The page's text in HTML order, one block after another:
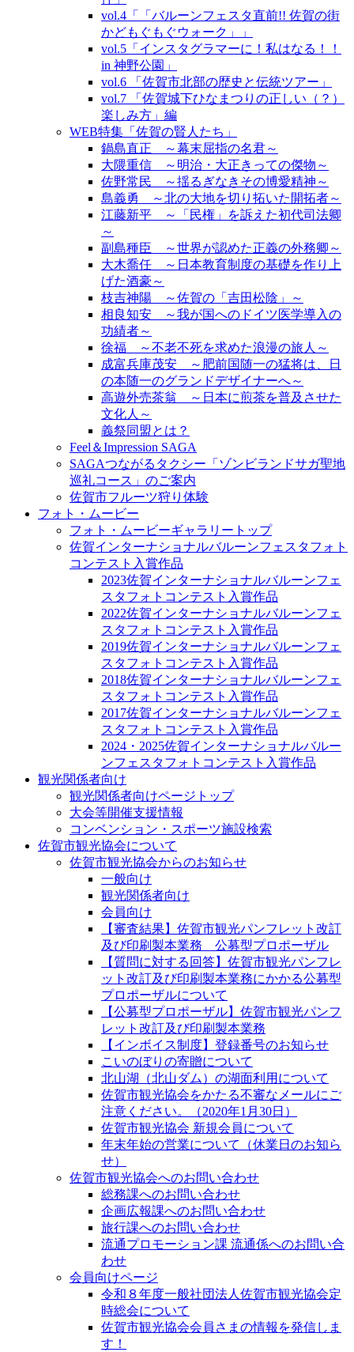
vol.4「「バルーンフェスタ直前!! 佐賀の街
かどもぐもぐウォーク」」
vol.5「インスタグラマーに！私はなる！！
in 神野公園」
vol.6 「佐賀市北部の歴史と伝統ツアー」
vol.7 「佐賀城下ひなまつりの正しい（？）
楽しみ方」編
WEB特集「佐賀の賢人たち」
鍋島直正 ～幕末屈指の名君～
大隈重信 ～明治・大正きっての傑物～
佐野常民 ～揺るぎなきその博愛精神～
島義勇 ～北の大地を切り拓いた開拓者～
江藤新平 ～「民権」を訴えた初代司法卿
～
副島種臣 ～世界が認めた正義の外務卿～
大木喬任 ～日本教育制度の基礎を作り上
げた酒豪～
枝吉神陽 ～佐賀の「吉田松陰」～
相良知安 ～我が国へのドイツ医学導入の
功績者～
徐福 ～不老不死を求めた浪漫の旅人～
成富兵庫茂安 ～肥前国随一の猛将は、日
の本随一のグランドデザイナーへ～
高遊外売茶翁 ～日本に煎茶を普及させた
文化人～
義祭同盟とは？
Feel＆Impression SAGA
SAGAつながるタクシー「ゾンビランドサガ聖地
巡礼コース」のご案内
佐賀市フルーツ狩り体験
フォト・ムービー
フォト・ムービーギャラリートップ
佐賀インターナショナルバルーンフェスタフォト
コンテスト入賞作品
2023佐賀インターナショナルバルーンフェ
スタフォトコンテスト入賞作品
2022佐賀インターナショナルバルーンフェ
スタフォトコンテスト入賞作品
2019佐賀インターナショナルバルーンフェ
スタフォトコンテスト入賞作品
2018佐賀インターナショナルバルーンフェ
スタフォトコンテスト入賞作品
2017佐賀インターナショナルバルーンフェ
スタフォトコンテスト入賞作品
2024・2025佐賀インターナショナルバルー
ンフェスタフォトコンテスト入賞作品
観光関係者向け
観光関係者向けページトップ
大会等開催支援情報
コンベンション・スポーツ施設検索
佐賀市観光協会について
佐賀市観光協会からのお知らせ
一般向け
観光関係者向け
会員向け
【審査結果】佐賀市観光パンフレット改訂
及び印刷製本業務 公募型プロポーザル
【質問に対する回答】佐賀市観光パンフレ
ット改訂及び印刷製本業務にかかる公募型
プロポーザルについて
【公募型プロポーザル】佐賀市観光パンフ
レット改訂及び印刷製本業務
【インボイス制度】登録番号のお知らせ
こいのぼりの寄贈について
北山湖（北山ダム）の湖面利用について
佐賀市観光協会をかたる不審なメールにご
注意ください。（2020年1月30日）
佐賀市観光協会 新規会員について
年末年始の営業について（休業日のお知ら
せ）
佐賀市観光協会へのお問い合わせ
総務課へのお問い合わせ
企画広報課へのお問い合わせ
旅行課へのお問い合わせ
流通プロモーション課 流通係へのお問い合
わせ
会員向けページ
令和８年度一般社団法人佐賀市観光協会定
時総会について
佐賀市観光協会会員さまの情報を発信しま
す！